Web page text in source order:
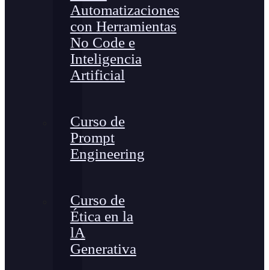
Automatizaciones
con Herramientas
No Code e
Inteligencia
Artificial
Curso de
Prompt
Engineering
Curso de
Ética en la
lA
Generativa